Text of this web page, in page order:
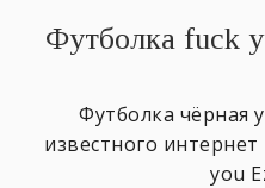
Футболка fuck
Футболка чёрная
известного
you